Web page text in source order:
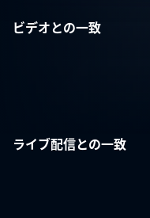
ビデオとの一致
ライブ配信との一致